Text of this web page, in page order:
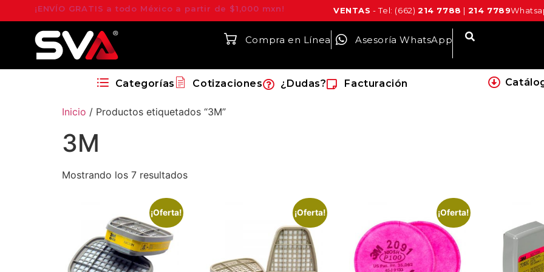
¡ENVÍO GRATIS a todo México a partir de $1,000 mxn! VENTAS - Tel: (662)214 7788 | 214 7789
Compra en Línea Asesoría WhatsApp
Categorías Cotizaciones ¿Dudas? Facturación
Inicio / Productos etiquetados “3M”
3M
Mostrando los 7 resultados
¡Oferta! ¡Oferta! ¡Oferta!